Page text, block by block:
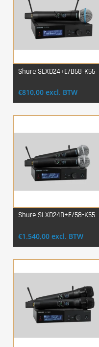
Shure SLXD24+E/B58-K55
€810,00 excl. BTW
Shure SLXD24D+E/58-K55
€1.540,00 excl. BTW